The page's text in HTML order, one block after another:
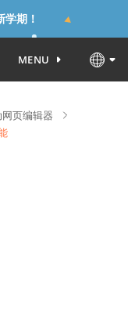
期！
MENU
页编辑器